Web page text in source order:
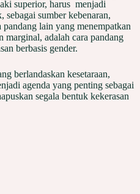
superior, harus menjadi
sumber kebenaran,
lain yang menempatkan
marginal, adalah cara pandang
berbasis gender.
berlandaskan kesetaraan,
agenda yang penting sebagai
segala bentuk kekerasan